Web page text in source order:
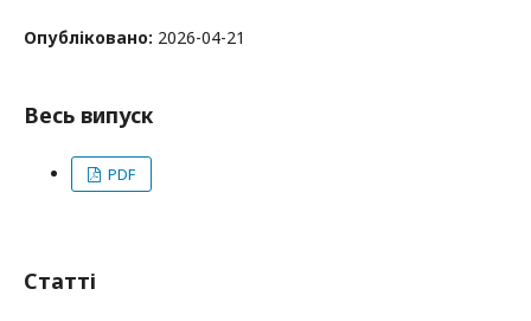
Опубліковано: 2026-04-21
Весь випуск
PDF
Статті